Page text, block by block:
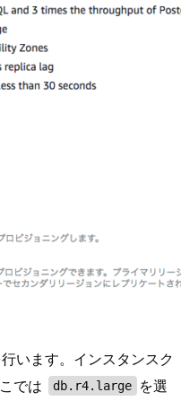
います。インスタンスク
では
db.r4.large
を選